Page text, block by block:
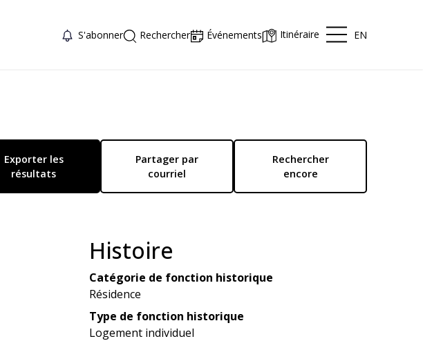
S'abonner Rechercher Événements Itinéraire EN
Exporter les
résultats
Partager par
courriel
Rechercher
encore
Histoire
Catégorie de fonction historique
Résidence
Type de fonction historique
Logement individuel